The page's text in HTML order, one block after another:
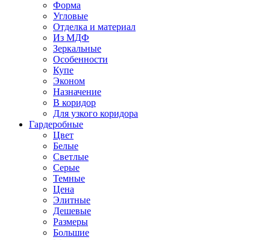
Форма
Угловые
Отделка и материал
Из МДФ
Зеркальные
Особенности
Купе
Эконом
Назначение
В коридор
Для узкого коридора
Гардеробные
Цвет
Белые
Светлые
Серые
Темные
Цена
Элитные
Дешевые
Размеры
Большие